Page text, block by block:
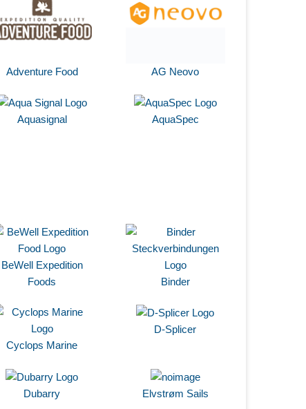
Adventure Food AG Neovo
Aquasignal AquaSpec
BeWell Expedition
Foods
Binder
Cyclops Marine
D-Splicer
Dubarry Elvstrøm Sails